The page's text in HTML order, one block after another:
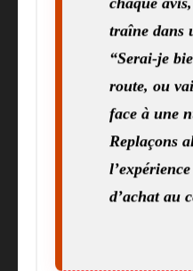
chaque
traîne dans
“Serai-je
route, ou
face à une
Replaçons
d’achat au